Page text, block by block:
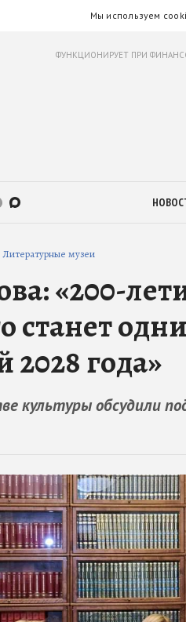
Мы используем
ФУНКЦИОНИРУЕТ ПРИ
Литературные музеи
«200-
станет
2028 года»
культуры обсудили